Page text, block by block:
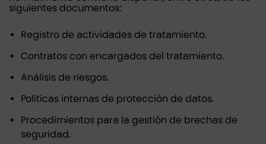
siguientes documentos:
Registro de actividades de tratamiento.
Contratos con encargados del tratamiento.
Análisis de riesgos.
Políticas internas de protección de datos.
Procedimientos para la gestión de brechas de
seguridad.